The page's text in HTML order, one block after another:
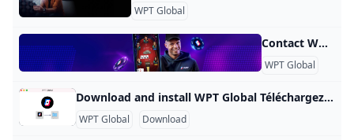
WPT Global
Contact WPT Global Contact Nos représentants du service client dédiés sont prêts à répondre à toutes vos questions. Veuillez envoyer vos demandes par e-mail à
WPT Global
Download and install WPT Global Téléchargez et installez WPT Global Suivez ces étapes pour télécharger notre logiciel de poker et installer l’application WPT Global Configuration 1 : téléchargez l’application WPT Global Sélectionnez le bouton « Télécharger maintenant » pour lancer le téléchargement. Une fois l’application téléchargée sur votre ordinateur, ouvrez le fichier (vérifiez votre dossier « Téléchargements ») Installation de l’application WPT Global par Setup2 Une fois l’application WPT Global téléchargée sur votre ordinateur, ouvrez le fichier (vérifiez votre dossier « Téléchargements »)
WPT Global Download